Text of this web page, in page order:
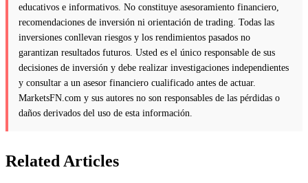
educativos e informativos. No constituye asesoramiento financiero,
recomendaciones de inversión ni orientación de trading. Todas las
inversiones conllevan riesgos y los rendimientos pasados no
garantizan resultados futuros. Usted es el único responsable de sus
decisiones de inversión y debe realizar investigaciones independientes
y consultar a un asesor financiero cualificado antes de actuar.
MarketsFN.com y sus autores no son responsables de las pérdidas o
daños derivados del uso de esta información.
Related Articles